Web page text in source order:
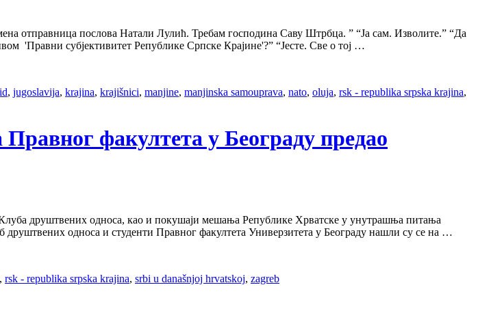
отправница послова Натали Лулић. Требам господина Саву Штрбца. ” “Ја сам. Изволите.” “Да
'Правни субјективитет Републике Српске Крајине'?” “Јесте. Све о тој …
, jugoslavija, krajina, krajišnici, manjine, manjinska samouprava, nato, oluja, rsk - republika srpska krajina,
факултета у Београду предао
Клуба друштвених односа, као и покушаји мешања Републике Хрватске у унутрашња питања
односа и студенти Правног факултета Универзитета у Београду нашли су се на …
, rsk - republika srpska krajina, srbi u današnjoj hrvatskoj, zagreb